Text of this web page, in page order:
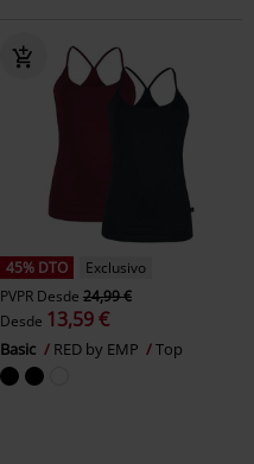
45% DTO
Exclusivo
PVPR Desde 24,99 €
Desde 13,59 €
Basic RED by EMP Top